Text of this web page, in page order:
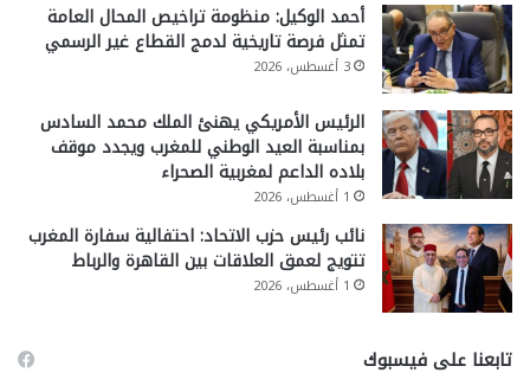
أحمد الوكيل: منظومة تراخيص المحال العامة
تمثل فرصة تاريخية لدمج القطاع غير الرسمي
3 أغسطس، 2026
الرئيس الأمريكي يهنئ الملك محمد السادس
بمناسبة العيد الوطني للمغرب ويجدد موقف
بلاده الداعم لمغربية الصحراء
1 أغسطس، 2026
نائب رئيس حزب الاتحاد: احتفالية سفارة المغرب
تتويج لعمق العلاقات بين القاهرة والرباط
1 أغسطس، 2026
تابعنا على فيسبوك